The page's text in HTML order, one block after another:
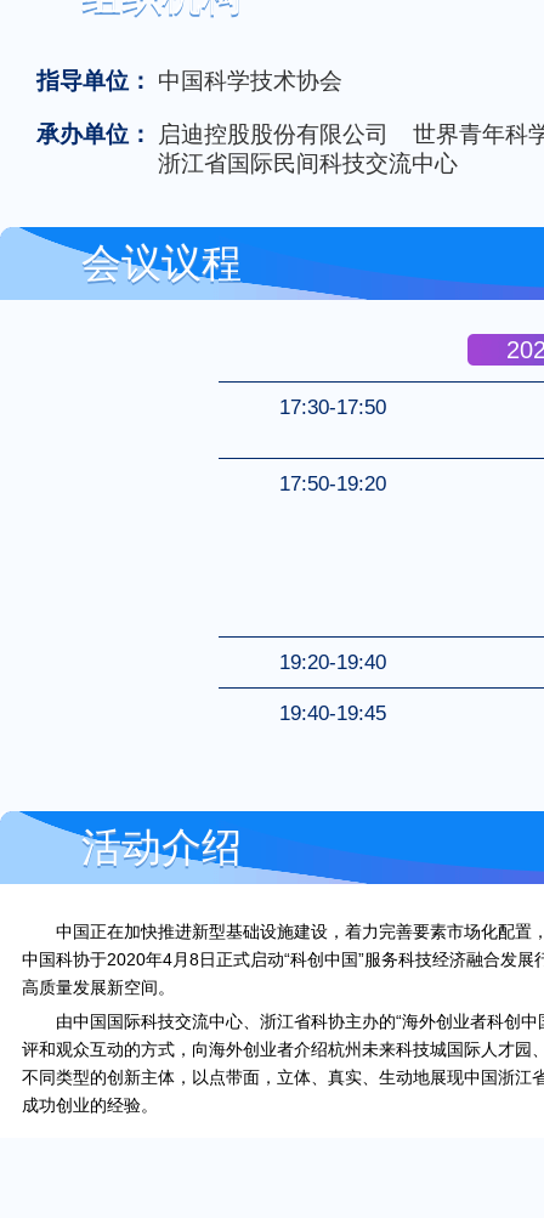
指导单位： 中国科学技术协会
承办单位：
启迪控股股份有限公司 世界青年科
浙江省国际民间科技交流中心
会议议程
17:30-17:50
17:50-19:20
19:20-19:40
19:40-19:45
活动介绍
中国正在加快推进新型基础设施建设，着力完善要素市场化配置
中国科协于2020年4月8日正式启动“科创中国”服务科技经济融合发
高质量发展新空间。
由中国国际科技交流中心、浙江省科协主办的“海外创业者科创中
评和观众互动的方式，向海外创业者介绍杭州未来科技城国际人才
不同类型的创新主体，以点带面，立体、真实、生动地展现中国浙
成功创业的经验。